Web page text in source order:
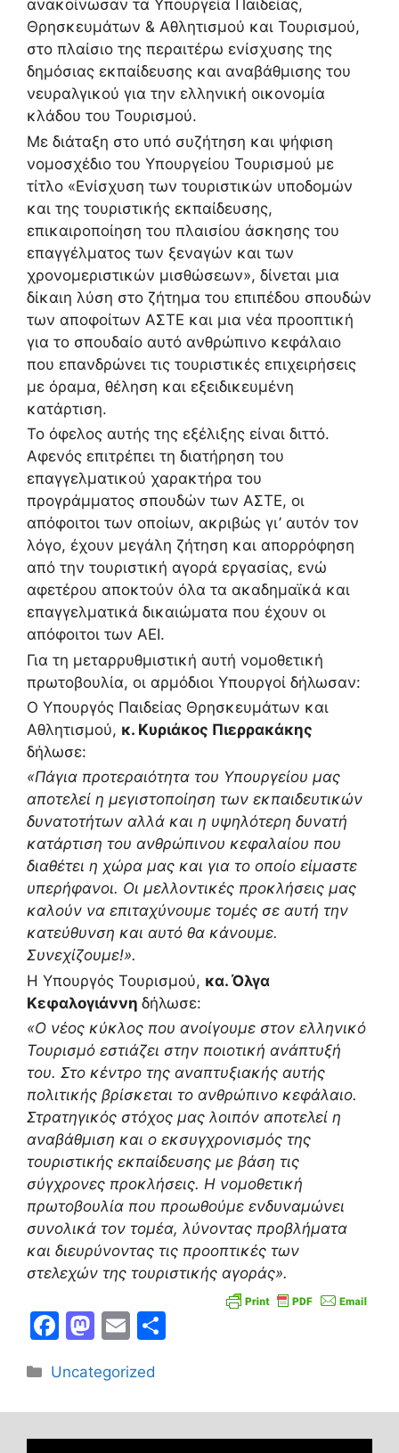
ανακοίνωσαν τα Υπουργεία Παιδείας,
Θρησκευμάτων & Αθλητισμού και Τουρισμού,
στο πλαίσιο της περαιτέρω ενίσχυσης της
δημόσιας εκπαίδευσης και αναβάθμισης του
νευραλγικού για την ελληνική οικονομία
κλάδου του Τουρισμού.
Με διάταξη στο υπό συζήτηση και ψήφιση
νομοσχέδιο του Υπουργείου Τουρισμού με
τίτλο «Ενίσχυση των τουριστικών υποδομών
και της τουριστικής εκπαίδευσης,
επικαιροποίηση του πλαισίου άσκησης του
επαγγέλματος των ξεναγών και των
χρονομεριστικών μισθώσεων», δίνεται μια
δίκαιη λύση στο ζήτημα του επιπέδου σπουδών
των αποφοίτων ΑΣΤΕ και μια νέα προοπτική
για το σπουδαίο αυτό ανθρώπινο κεφάλαιο
που επανδρώνει τις τουριστικές επιχειρήσεις
με όραμα, θέληση και εξειδικευμένη
κατάρτιση.
Το όφελος αυτής της εξέλιξης είναι διττό.
Αφενός επιτρέπει τη διατήρηση του
επαγγελματικού χαρακτήρα του
προγράμματος σπουδών των ΑΣΤΕ, οι
απόφοιτοι των οποίων, ακριβώς γι’ αυτόν τον
λόγο, έχουν μεγάλη ζήτηση και απορρόφηση
από την τουριστική αγορά εργασίας, ενώ
αφετέρου αποκτούν όλα τα ακαδημαϊκά και
επαγγελματικά δικαιώματα που έχουν οι
απόφοιτοι των ΑΕΙ.
Για τη μεταρρυθμιστική αυτή νομοθετική
πρωτοβουλία, οι αρμόδιοι Υπουργοί δήλωσαν:
Ο Υπουργός Παιδείας Θρησκευμάτων και
Αθλητισμού, κ. Κυριάκος Πιερρακάκης
δήλωσε:
«Πάγια προτεραιότητα του Υπουργείου μας
αποτελεί η μεγιστοποίηση των εκπαιδευτικών
δυνατοτήτων αλλά και η υψηλότερη δυνατή
κατάρτιση του ανθρώπινου κεφαλαίου που
διαθέτει η χώρα μας και για το οποίο είμαστε
υπερήφανοι. Οι μελλοντικές προκλήσεις μας
καλούν να επιταχύνουμε τομές σε αυτή την
κατεύθυνση και αυτό θα κάνουμε.
Συνεχίζουμε!».
Η Υπουργός Τουρισμού, κα. Όλγα
Κεφαλογιάννη δήλωσε:
«Ο νέος κύκλος που ανοίγουμε στον ελληνικό
Τουρισμό εστιάζει στην ποιοτική ανάπτυξή
του. Στο κέντρο της αναπτυξιακής αυτής
πολιτικής βρίσκεται το ανθρώπινο κεφάλαιο.
Στρατηγικός στόχος μας λοιπόν αποτελεί η
αναβάθμιση και ο εκσυγχρονισμός της
τουριστικής εκπαίδευσης με βάση τις
σύγχρονες προκλήσεις. Η νομοθετική
πρωτοβουλία που προωθούμε ενδυναμώνει
συνολικά τον τομέα, λύνοντας προβλήματα
και διευρύνοντας τις προοπτικές των
στελεχών της τουριστικής αγοράς».
F
c
e
b
M
st
o
d
E
ai
l
α
σ
Κατηγορίες
Uncategorized